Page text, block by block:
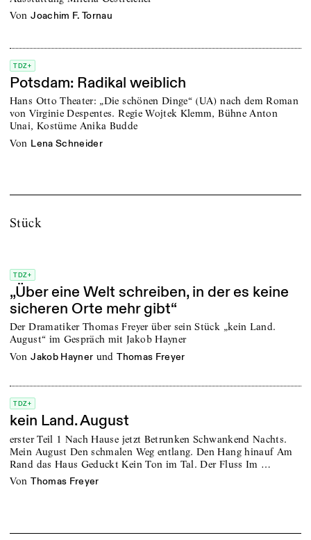
von Joachim F. Tornau
TDZ+
Potsdam: Radikal weiblich
Hans Otto Theater: „Die schönen Dinge“ (UA) nach dem Roman
von Virginie Despentes. Regie Wojtek Klemm, Bühne Anton
Unai, Kostüme Anika Budde
von Lena Schneider
Stück
TDZ+
„Über eine Welt schreiben, in der es keine
sicheren Orte mehr gibt“
Der Dramatiker Thomas Freyer über sein Stück „kein Land.
August“ im Gespräch mit Jakob Hayner
von Jakob Hayner und Thomas Freyer
TDZ+
kein Land. August
erster Teil 1 Nach Hause jetzt Betrunken Schwankend Nachts.
Mein August Den schmalen Weg entlang. Den Hang hinauf Am
Rand das Haus Geduckt Kein Ton im Tal. Der Fluss Im …
von Thomas Freyer